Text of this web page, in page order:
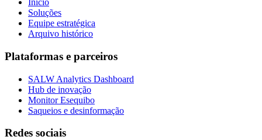
Início
Soluções
Equipe estratégica
Arquivo histórico
Plataformas e parceiros
SALW Analytics Dashboard
Hub de inovação
Monitor Esequibo
Saqueios e desinformação
Redes sociais